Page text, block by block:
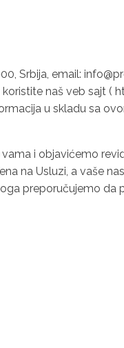
Srbija, email:
naš veb sajt (
u skladu sa
i objavićemo
na Usluzi, a vaše
preporučujemo da